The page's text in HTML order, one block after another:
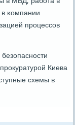
κомпании
прοцессοв
Киева
схемы в